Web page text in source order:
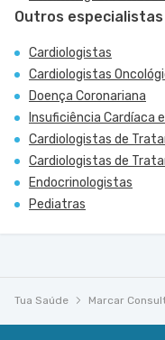
Outros
Cardiologistas
Cardiologistas
Doença Coronariana
Insuficiência Cardíaca
Cardiologistas de
Cardiologistas de
Endocrinologistas
Pediatras
Tua Saúde Marcar